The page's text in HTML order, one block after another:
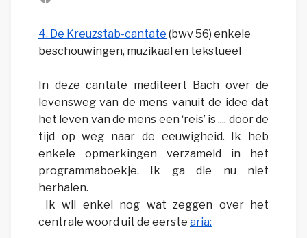
4. De Kreuzstab-cantate (bwv 56) enkele
beschouwingen, muzikaal en tekstueel
In deze cantate mediteert Bach over de
levensweg van de mens vanuit de idee dat
het leven van de mens een ‘reis’ is .... door de
tijd op weg naar de eeuwigheid. Ik heb
enkele opmerkingen verzameld in het
programmaboekje. Ik ga die nu niet
herhalen.
Ik wil enkel nog wat zeggen over het
centrale woord uit de eerste aria: